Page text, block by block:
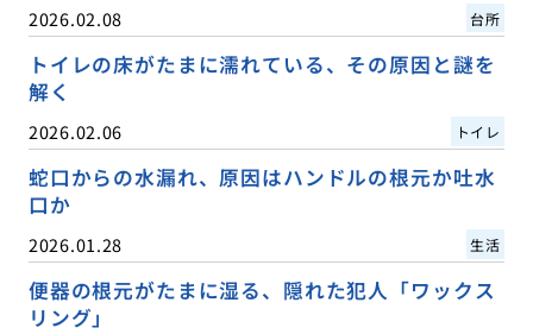
2026.02.08 台所
トイレの床がたまに濡れている、その原因と謎を
解く
2026.02.06 トイレ
蛇口からの水漏れ、原因はハンドルの根元か吐水
口か
2026.01.28 生活
便器の根元がたまに湿る、隠れた犯人「ワックス
リング」